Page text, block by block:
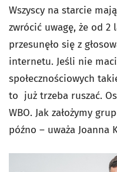
Wszyscy na starcie
zwrócić uwagę, że od
przesunęło się z
internetu. Jeśli nie
społecznościowych
to już trzeba ruszać.
WBO. Jak założymy
późno – uważa Joanna